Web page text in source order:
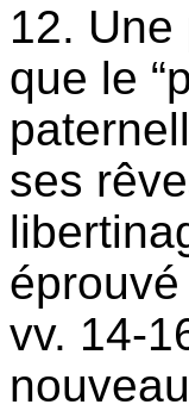
12.
que le
ses
vv. 14-